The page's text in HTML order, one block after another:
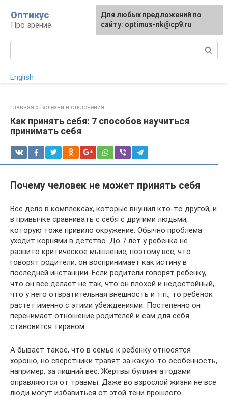
контенту
Оптикус
Про зрение
English
Главная » Болезни и отклонения
Как принять себя: 7 способов научиться
принимать себя
Почему человек не может принять себя
Все дело в комплексах, которые внушил кто-то другой, и
в привычке сравнивать с себя с другими людьми,
которую тоже привило окружение. Обычно проблема
уходит корнями в детство. До 7 лет у ребенка не
развито критическое мышление, поэтому все, что
говорят родители, он воспринимает как истину в
последней инстанции. Если родители говорят ребенку,
что он все делает не так, что он плохой и недостойный,
что у него отвратительная внешность и т.п., то ребенок
растет именно с этими убеждениями. Постепенно он
перенимает отношение родителей и сам для себя
становится тираном.
А бывает такое, что в семье к ребенку относятся
хорошо, но сверстники травят за какую-то особенность,
например, за лишний вес. Жертвы буллинга годами
оправляются от травмы. Даже во взрослой жизни не все
люди могут избавиться от этой тени прошлого.
Для любых предложений по
сайту: optimus-nk@cp9.ru